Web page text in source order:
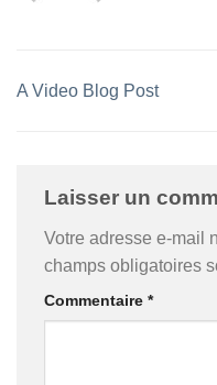
A Video Blog Post
Laisser un
Votre adresse e-mail
champs obligatoires
Commentaire *